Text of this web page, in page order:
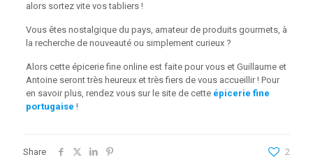
alors sortez vite vos tabliers !
Vous êtes nostalgique du pays, amateur de produits gourmets, à
la recherche de nouveauté ou simplement curieux ?
Alors cette épicerie fine online est faite pour vous et Guillaume et
Antoine seront très heureux et très fiers de vous accueillir ! Pour
en savoir plus, rendez vous sur le site de cette épicerie fine
portugaise !
Share 2